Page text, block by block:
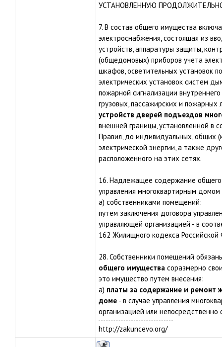
УСТАНОВЛЕННУЮ
7. В состав общего имущества
электроснабжения, состоящая из
устройств, аппаратуры защиты,
(общедомовых) приборов учета
шкафов, осветительных установок
электрических установок систем
пожарной сигнализации
грузовых, пассажирских и пожарных
устройств дверей подъездов
внешней границы, установленной в
Правил, до индивидуальных, общих
электрической энергии, а также
расположенного на этих сетях.
16. Надлежащее содержание
управления многоквартирным домом
а) собственниками помещений:
путем заключения договора
управляющей организацией - в
162 Жилищного кодекса
28. Собственники помещений
общего имущества соразмерно
это имущество путем внесения:
а) платы за содержание и ремонт
доме - в случае управления
организацией или
http://zakuncevo.org/